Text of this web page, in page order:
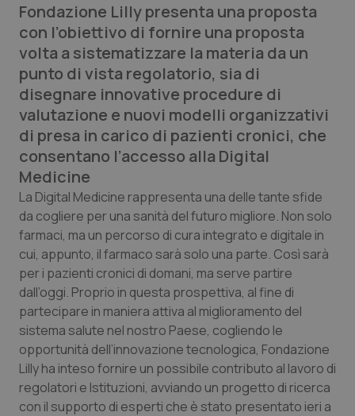
Studi e Analisi
Lettere al direttore
Edizioni Regionali
QS Pro
Professionisti Sanitari.AI
Abruzzo
Basilicata
Calabria
Campania
Emilia-Romagna
QS Pro Gold
Artrite & artrosi
Asma & BPCO
Car-T
Colesterolo & coronaropatie
QS Club Newsletter
Fondazione Lilly presenta una proposta
con l’obiettivo di fornire una proposta
volta a sistematizzare la materia da un
punto di vista regolatorio, sia di
disegnare innovative procedure di
valutazione e nuovi modelli organizzativi
di presa in carico di pazienti cronici, che
consentano l’accesso alla Digital
Medicine
La Digital Medicine rappresenta una delle tante sfide
da cogliere per una sanità del futuro migliore. Non solo
farmaci, ma un percorso di cura integrato e digitale in
cui, appunto, il farmaco sarà solo una parte. Così sarà
per i pazienti cronici di domani, ma serve partire
dall’oggi. Proprio in questa prospettiva, al fine di
partecipare in maniera attiva al miglioramento del
sistema salute nel nostro Paese, cogliendo le
opportunità dell’innovazione tecnologica, Fondazione
Lilly ha inteso fornire un possibile contributo al lavoro di
regolatori e Istituzioni, avviando un progetto di ricerca
con il supporto di esperti che è stato presentato ieri a